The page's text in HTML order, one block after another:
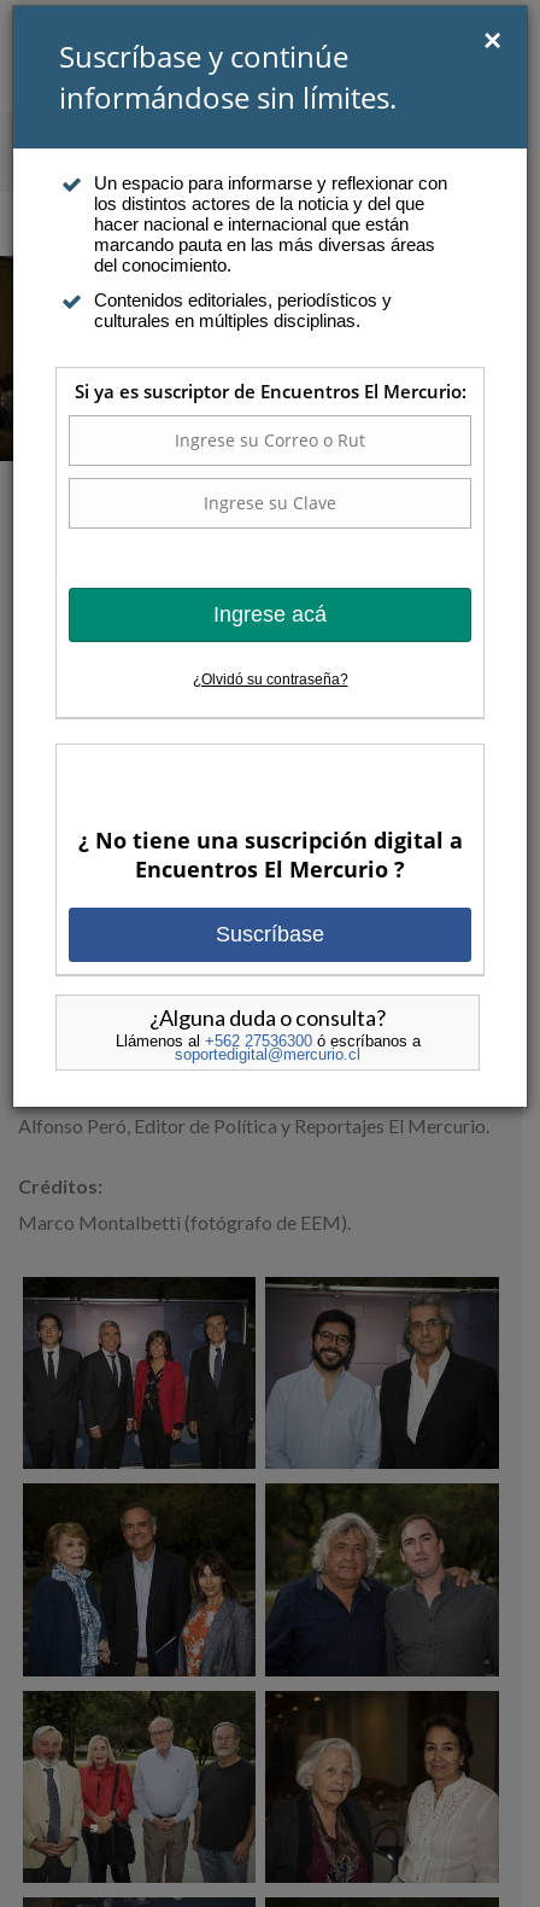
SUSCRIBIRSE INICIAR SESIÓN
Atención a suscriptores
Apertura del ciclo: Claves para
develar un Chile que cambia
LA NUEVA CUESTIÓN SOCIAL
A l cumplirse el primer año del segundo gobierno
de Sebastián Piñera, reflexionaremos junto a
cambios políticos y sociales, en tres Encuentros El
Mercurio. La invitación es a debatir sobre los principales
Cuándo:
Carlos Peña:
Abogado, doctor en Filosofía. Rector U. Diego Portales.
Columnista El Mercurio.
Alfonso Peró, Editor de Política y Reportajes El Mercurio.
Créditos:
Marco Montalbetti (fotógrafo de EEM).
Suscríbase y continúe
informándose sin límites.
×
Un espacio para informarse y reflexionar con
los distintos actores de la noticia y del que
hacer nacional e internacional que están
marcando pauta en las más diversas áreas
del conocimiento.
Contenidos editoriales, periodísticos y
culturales en múltiples disciplinas.
Si ya es suscriptor de Encuentros El Mercurio:
Ingrese acá
¿Olvidó su contraseña?
¿ No tiene una suscripción digital a
Encuentros El Mercurio ?
Suscríbase
¿Alguna duda o consulta?
Llámenos al +562 27536300ó escríbanos a
soportedigital@mercurio.cl